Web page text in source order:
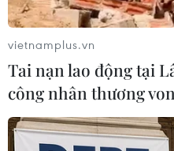
vietnamplus.vn
Tai nạn lao động tại
công nhân thương